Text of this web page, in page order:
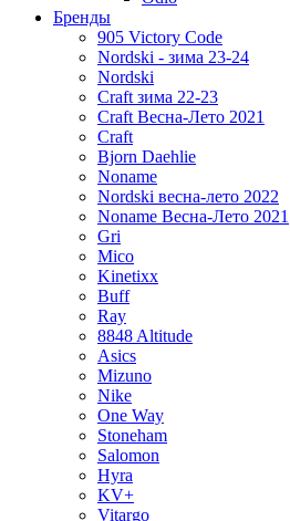
Бренды
905 Victory Code
Nordski - зима 23-24
Nordski
Craft зима 22-23
Craft Весна-Лето 2021
Craft
Bjorn Daehlie
Noname
Nordski весна-лето 2022
Noname Весна-Лето 2021
Gri
Mico
Kinetixx
Buff
Ray
8848 Altitude
Asics
Mizuno
Nike
One Way
Stoneham
Salomon
Hyra
KV+
Vitargo